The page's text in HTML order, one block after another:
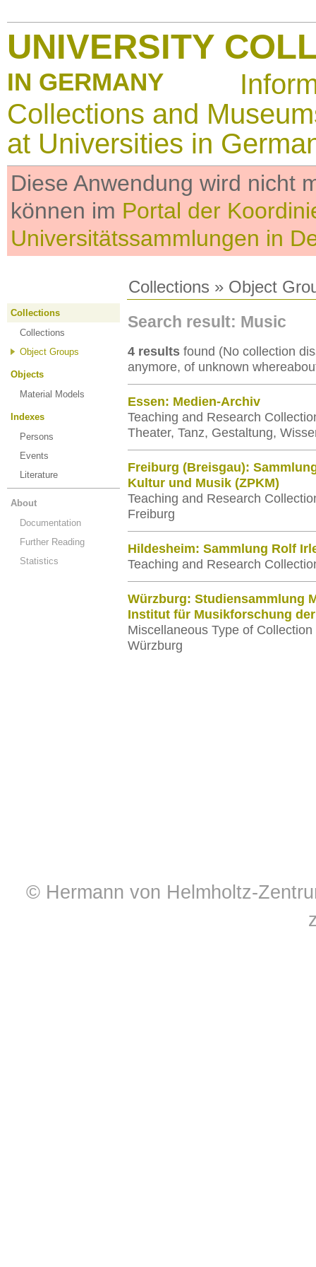
UNIVERSITY
IN GERMANY
Collections and
at Universities in
Diese Anwendung wird nicht
können im Portal der
Universitätssammlungen in
Collections » Object
Collections
Collections
Object Groups
Objects
Material Models
Indexes
Persons
Events
Literature
About
Documentation
Further Reading
Statistics
Search result: Music
4 results found (No collection
anymore, of unknown
Essen: Medien-Archiv
Teaching and Research
Theater, Tanz, Gestaltung,
Freiburg (Breisgau):
Kultur und Musik (ZPKM)
Teaching and Research
Freiburg
Hildesheim: Sammlung Rolf
Teaching and Research
Würzburg: Studiensammlung
Institut für Musikforschung
Miscellaneous Type of
Würzburg
© Hermann von Helmholtz-